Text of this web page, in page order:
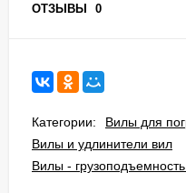
ОТЗЫВЫ 0
Категории:
Вилы для
Вилы и удлинители вил
Вилы - грузоподъемность